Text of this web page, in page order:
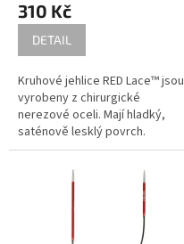
310 Kč
DETAIL
Kruhové jehlice RED Lace™ jsou
vyrobeny z chirurgické
nerezové oceli. Mají hladký,
saténově lesklý povrch.
Ocelové, bezpaměťové, více
pramenné lanko je potaženo
červeným nylonovým potahem.
Špičky jehlic jsou strojově
přesné. Velikost je na každé
kruhové jehlici vyznačena